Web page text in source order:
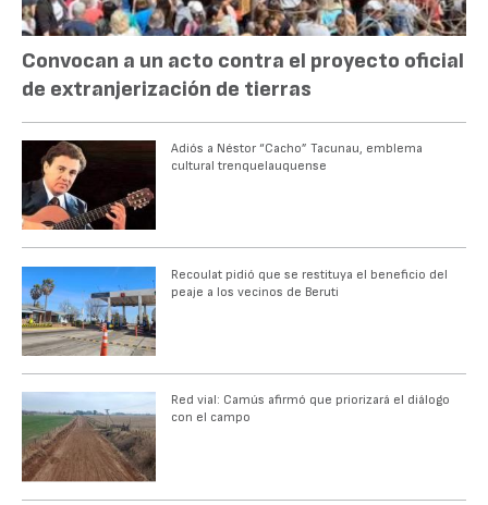
Convocan a un acto contra el proyecto oficial
de extranjerización de tierras
Adiós a Néstor “Cacho” Tacunau, emblema
cultural trenquelauquense
Recoulat pidió que se restituya el beneficio del
peaje a los vecinos de Beruti
Red vial: Camús afirmó que priorizará el diálogo
con el campo